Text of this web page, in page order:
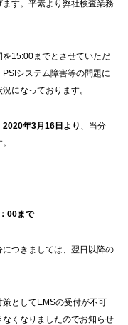
す。平素より弊社検査業務
15:00までとさせていただ
システム障害等の問題に
になっております。
2020年3月16日より 、当分
00まで
つきましては、翌日以降の
としてEMSの受付が不可
くなりましたのでお知らせ